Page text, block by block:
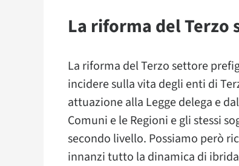
La riforma del Terzo
La riforma del Terzo settore
incidere sulla vita degli enti di
attuazione alla Legge delega e
Comuni e le Regioni e gli stessi
secondo livello. Possiamo però
innanzi tutto la dinamica di